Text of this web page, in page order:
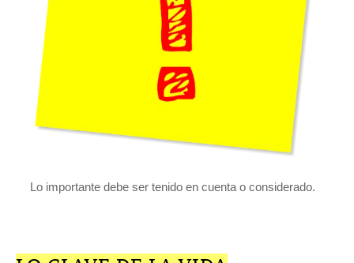
Lo importante debe ser tenido en cuenta o considerado.